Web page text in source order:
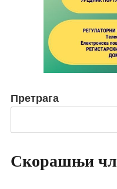
Претрага
Скорашњи